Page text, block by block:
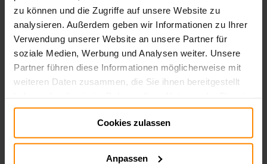
zu können und die Zugriffe auf unsere Website zu
analysieren. Außerdem geben wir Informationen zu Ihrer
Verwendung unserer Website an unsere Partner für
soziale Medien, Werbung und Analysen weiter. Unsere
Partner führen diese Informationen möglicherweise mit
weiteren Daten zusammen, die Sie ihnen bereitgestellt
gesammelt haben.
Impressum
Datenschutz:Datenschutz
Cookies zulassen
Anpassen
und den Session-Teilnehmern angezeigt. Wird das
Panel deaktiviert, ohne den Chat zu deaktivieren, bleibt
das Panel sichtbar.